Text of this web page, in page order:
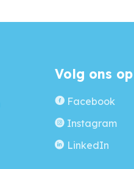
Volg ons op
Facebook
Instagram
LinkedIn